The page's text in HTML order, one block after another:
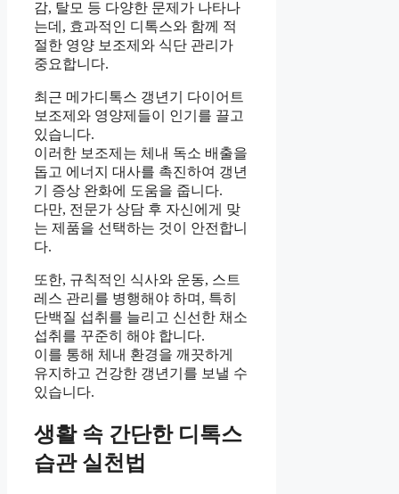
감, 탈모 등 다양한 문제가 나타나
는데, 효과적인 디톡스와 함께 적
절한 영양 보조제와 식단 관리가
중요합니다.
최근 메가디톡스 갱년기 다이어트
보조제와 영양제들이 인기를 끌고
있습니다.
이러한 보조제는 체내 독소 배출을
돕고 에너지 대사를 촉진하여 갱년
기 증상 완화에 도움을 줍니다.
다만, 전문가 상담 후 자신에게 맞
는 제품을 선택하는 것이 안전합니
다.
또한, 규칙적인 식사와 운동, 스트
레스 관리를 병행해야 하며, 특히
단백질 섭취를 늘리고 신선한 채소
섭취를 꾸준히 해야 합니다.
이를 통해 체내 환경을 깨끗하게
유지하고 건강한 갱년기를 보낼 수
있습니다.
생활 속 간단한 디톡스
습관 실천법